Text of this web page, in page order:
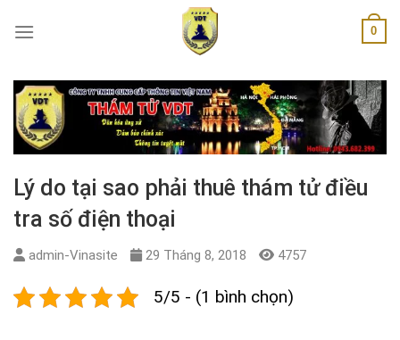
0
Lý do tại sao phải thuê thám tử điều
tra số điện thoại
admin-Vinasite 29 Tháng 8, 2018 4757
5/5 - (1 bình chọn)